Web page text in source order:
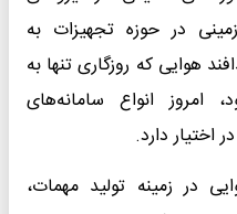
در حوزه تجهیزات به
هوایی که روزگاری تنها به
امروز انواع سامانه‌های
اختیار دارد.
در زمینه تولید مهمات،